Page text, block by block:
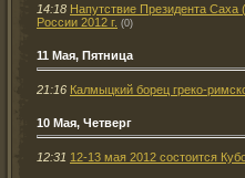
14:18 Напутствие Президента Саха
России 2012 г. (0)
11 Мая, Пятница
21:16 Калмыцкий борец греко-
10 Мая, Четверг
12:31 12-13 мая 2012 состоится